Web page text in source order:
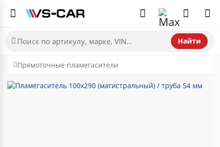
Найти
Прямоточные пламегасители